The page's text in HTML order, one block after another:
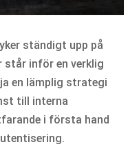
ständigt upp på
står inför en verklig
en lämplig strategi
till interna
i första hand